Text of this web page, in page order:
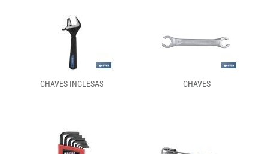
CHAVES INGLESAS CHAVES